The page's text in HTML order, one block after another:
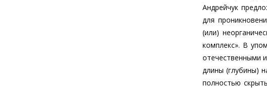
Андрейчук
для
(или)
комплекс». В
отечественными
длины (глубины)
полностью